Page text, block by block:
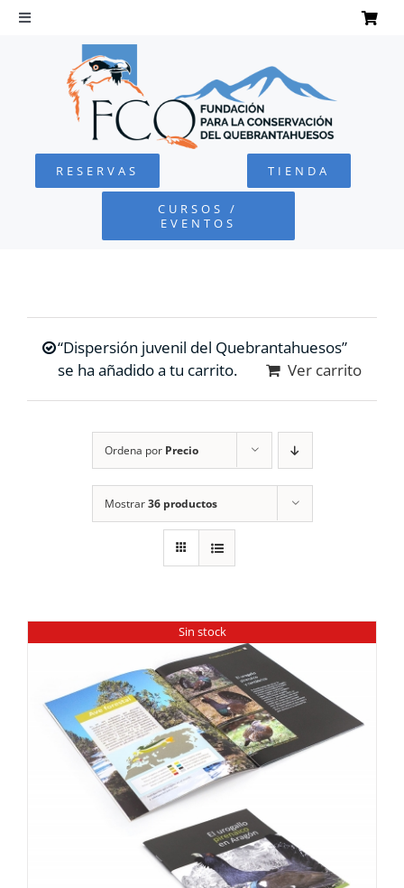
Saltar
Toggle
Navigation
QUEBRANTAHUESOS
FUNDACIÓN
COLABORA
RESERVAS TIENDA
CURSOS /
EVENTOS
“Dispersión juvenil del Quebrantahuesos”
se ha añadido a tu carrito.
Ver carrito
Ordena por Precio
Mostrar36 productos
Sin stock